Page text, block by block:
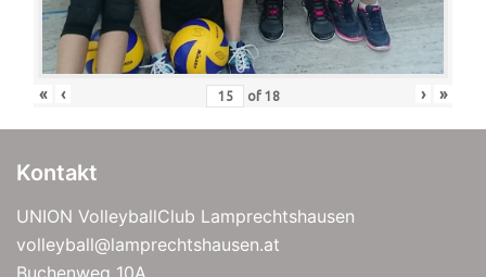
« ‹ of 18 › »
Kontakt
UNION VolleyballClub Lamprechtshausen
volleyball@lamprechtshausen.at
Buchenweg 10A